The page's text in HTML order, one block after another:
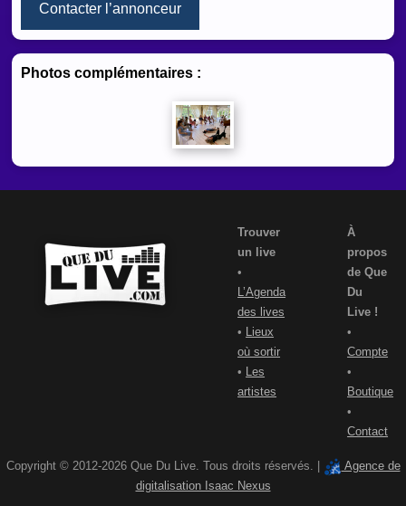
Contacter l’annonceur
Photos complémentaires :
Trouver
un live
•
L’Agenda
des lives
•
Lieux
où sortir
•
Les
artistes
À
propos
de Que
Du
Live !
•
Compte
•
Boutique
•
Contact
Copyright © 2012-2026 Que Du Live. Tous droits réservés. |
Agence de
digitalisation Isaac Nexus